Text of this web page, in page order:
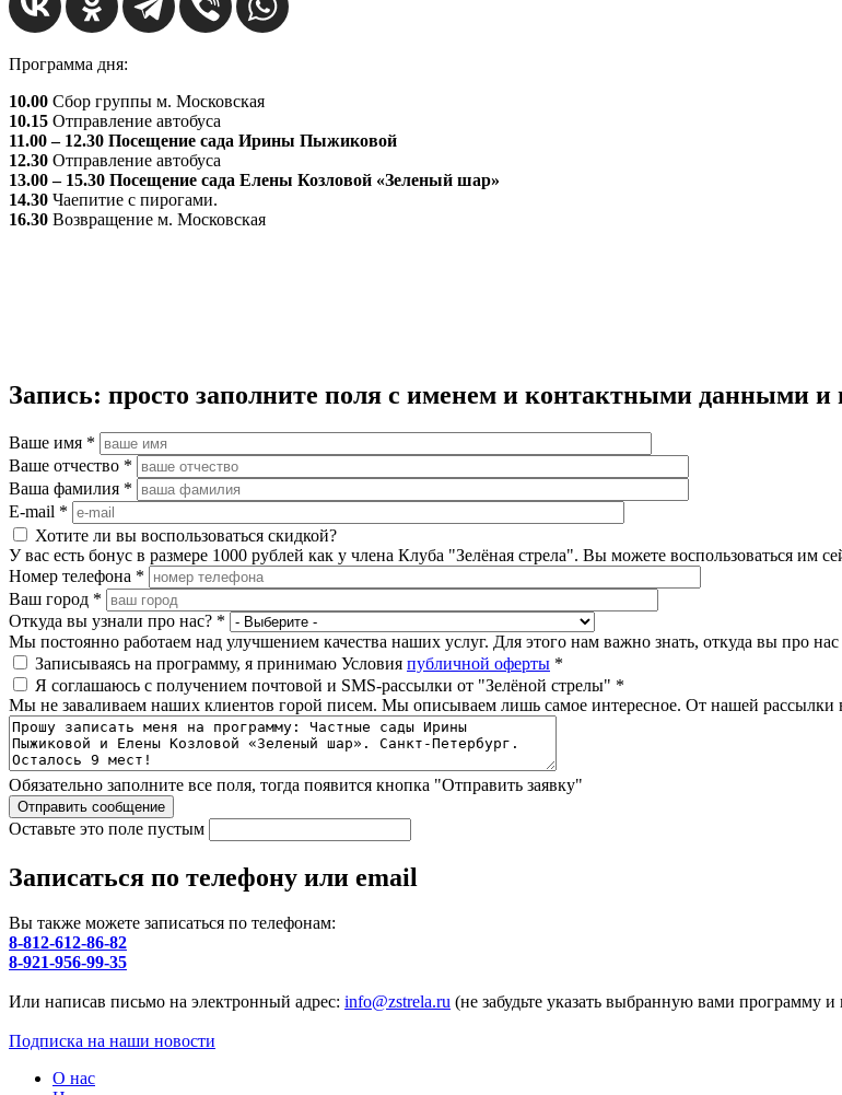
Программа дня:
10.00 Сбор группы м. Московская
10.15 Отправление автобуса
11.00 – 12.30 Посещение сада Ирины Пыжиковой
12.30 Отправление автобуса
13.00 – 15.30 Посещение сада Елены Козловой «Зеленый шар»
14.30 Чаепитие с пирогами.
16.30 Возвращение м. Московская
Запись: просто заполните поля с именем и контактными данными
Ваше имя *
Ваше отчество *
Ваша фамилия *
E-mail *
Хотите ли вы воспользоваться скидкой?
У вас есть бонус в размере 1000 рублей как у члена Клуба "Зелёная стрела". Вы можете воспользоваться им
Номер телефона *
Ваш город *
Откуда вы узнали про нас? *
Мы постоянно работаем над улучшением качества наших услуг. Для этого нам важно знать, откуда вы про нас
Записываясь на программу, я принимаю Условия публичной оферты *
Я соглашаюсь с получением почтовой и SMS-рассылки от "Зелёной стрелы" *
Мы не заваливаем наших клиентов горой писем. Мы описываем лишь самое интересное. От нашей рассылки
Обязательно заполните все поля, тогда появится кнопка "Отправить заявку"
Оставьте это поле пустым
Записаться по телефону или email
Вы также можете записаться по телефонам:
8-812-612-86-82
8-921-956-99-35
Или написав письмо на электронный адрес: info@zstrela.ru (не забудьте указать выбранную вами программу
Подписка на наши новости
О нас